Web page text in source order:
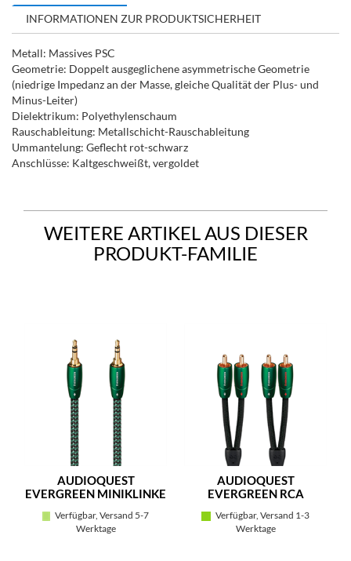
INFORMATIONEN ZUR PRODUKTSICHERHEIT
Metall: Massives PSC
Geometrie: Doppelt ausgeglichene asymmetrische Geometrie
(niedrige Impedanz an der Masse, gleiche Qualität der Plus- und
Minus-Leiter)
Dielektrikum: Polyethylenschaum
Rauschableitung: Metallschicht-Rauschableitung
Ummantelung: Geflecht rot-schwarz
Anschlüsse: Kaltgeschweißt, vergoldet
WEITERE ARTIKEL AUS DIESER
PRODUKT-FAMILIE
AUDIOQUEST
EVERGREEN MINIKLINKE
Verfügbar, Versand 5-7
Werktage
AUDIOQUEST
EVERGREEN RCA
Verfügbar, Versand 1-3
Werktage